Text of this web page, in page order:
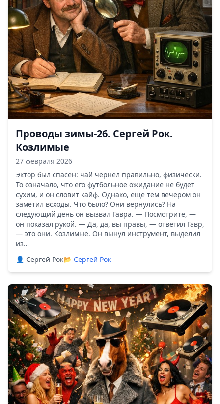
Проводы зимы-26. Сергей Рок.
Козлимые
27 февраля 2026
Эктор был спасен: чай чернел правильно, физически.
То означало, что его футбольное ожидание не будет
сухим, и он словит кайф. Однако, еще тем вечером он
заметил всходы. Что было? Они вернулись? На
следующий день он вызвал Гавра. — Посмотрите, —
он показал рукой. — Да, да, вы правы, — ответил Гавр,
— это они. Козлимые. Он вынул инструмент, выделил
из…
👤 Сергей Рок📂 Сергей Рок